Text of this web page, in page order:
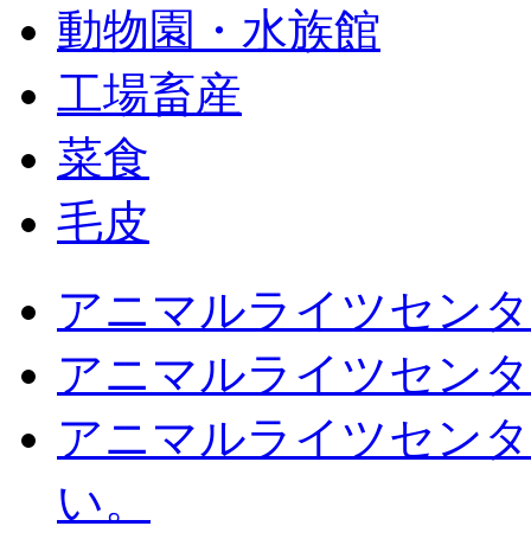
動物園・水族館
工場畜産
菜食
毛皮
アニマルライツセン
アニマルライツセン
アニマルライツセン
い。